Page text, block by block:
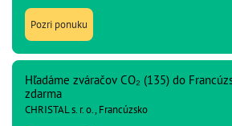
Pozri ponuku
Hľadáme zváračov CO₂ (135) do
zdarma
CHRISTAL s. r. o., Francúzsko